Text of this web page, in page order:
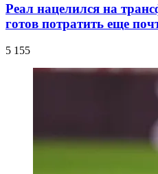
Реал нацелился на
готов потратить еще
5 155